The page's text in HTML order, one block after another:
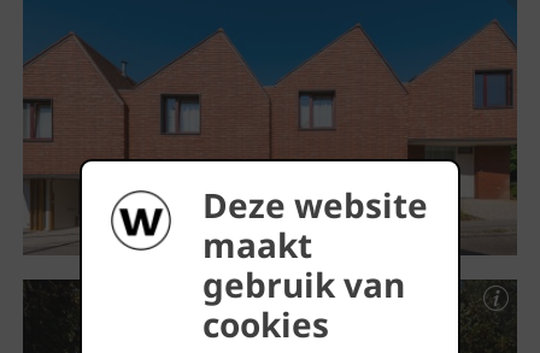
Deze website
maakt
gebruik van
cookies